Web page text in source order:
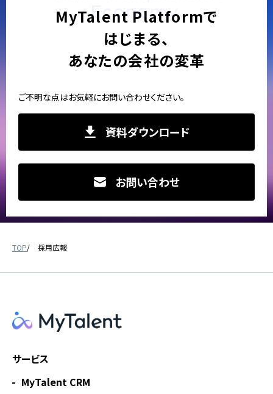
Economy.
MyTalent Platformで
はじまる、
あなたの会社の変革
ご不明な点はお気軽にお問い合わせください。
資料ダウンロード
お問い合わせ
TOP 採用広報
サービス
MyTalent CRM